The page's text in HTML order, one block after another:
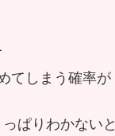
てしまう確率が
ぱりわかないと